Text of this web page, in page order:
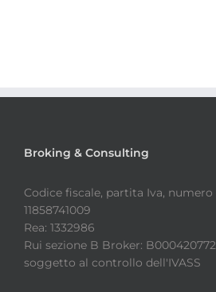
Broking & Consulting
Codice fiscale, partita Iva, numero
11858741009
Rea: 1332986
Rui sezione B Broker:
soggetto al controllo dell'IVASS